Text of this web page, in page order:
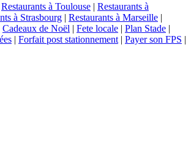
Restaurants à Toulouse | Restaurants à
à Strasbourg | Restaurants à Marseille |
Cadeaux de Noël | Fete locale | Plan Stade |
| Forfait post stationnement | Payer son FPS |